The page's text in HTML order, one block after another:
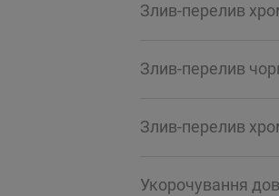
Злив-перелив
Злив-перелив
Злив-перелив
Укорочування